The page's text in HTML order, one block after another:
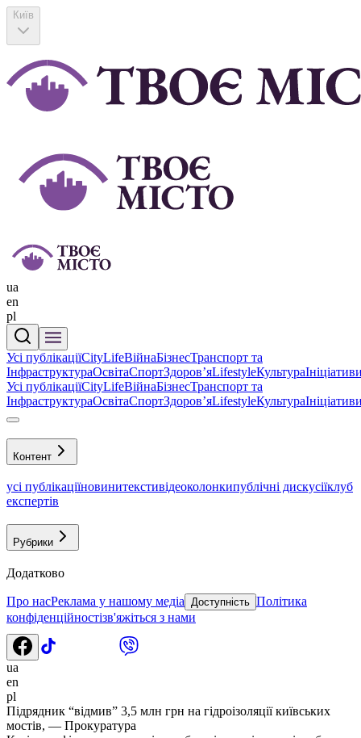
Київ
ua
en
pl
Усі публікаціїCityLifeВійнаБізнесТранспорт та
ІнфраструктураОсвітаСпортЗдоровʼяLifestyleКультура
Усі публікаціїCityLifeВійнаБізнесТранспорт та
ІнфраструктураОсвітаСпортЗдоровʼяLifestyleКультура
Контент
усі публікаціїновинитекстивідеоколонкипублічні дискусіїклуб
експертів
Рубрики
Додатково
Про насРеклама у нашому медіа Доступність Політика
конфіденційностізв'яжіться з нами
ua
en
pl
Підрядник “відмив” 3,5 млн грн на гідроізоляції київських
мостів, — Прокуратура